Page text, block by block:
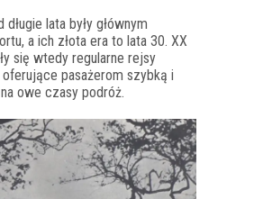
długie lata były głównym
a ich złota era to lata 30. XX
się wtedy regularne rejsy
pasażerom szybką i
owe czasy podróż.